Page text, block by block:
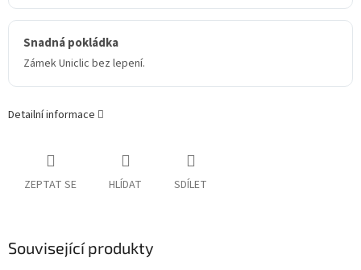
Snadná pokládka
Zámek Uniclic bez lepení.
Detailní informace
ZEPTAT SE HLÍDAT SDÍLET
Související produkty